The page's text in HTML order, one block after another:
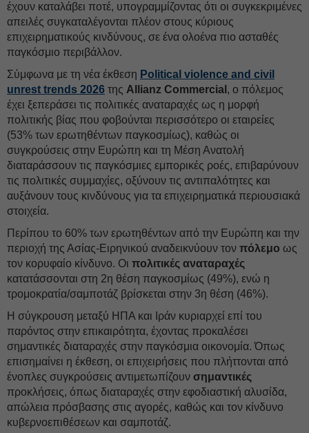
έχουν καταλάβει ποτέ, υπογραμμίζοντας ότι οι συγκεκριμένες
απειλές συγκαταλέγονται πλέον στους κύριους
επιχειρηματικούς κινδύνους, σε ένα ολοένα πιο ασταθές
παγκόσμιο περιβάλλον.
Σύμφωνα με τη νέα έκθεση Political violence and civil
unrest trends 2026 της Allianz Commercial , ο πόλεμος
έχει ξεπεράσει τις πολιτικές αναταραχές ως η μορφή
πολιτικής βίας που φοβούνται περισσότερο οι εταιρείες
(53% των ερωτηθέντων παγκοσμίως), καθώς οι
συγκρούσεις στην Ευρώπη και τη Μέση Ανατολή
διαταράσσουν τις παγκόσμιες εμπορικές ροές, επιβαρύνουν
τις πολιτικές συμμαχίες, οξύνουν τις αντιπαλότητες και
αυξάνουν τους κινδύνους για τα επιχειρηματικά περιουσιακά
στοιχεία.
Περίπου το 60% των ερωτηθέντων από την Ευρώπη και την
περιοχή της Ασίας-Ειρηνικού αναδεικνύουν τον πόλεμο ως
τον κορυφαίο κίνδυνο. Οι πολιτικές αναταραχές
κατατάσσονται στη 2η θέση παγκοσμίως (49%), ενώ η
τρομοκρατία/σαμποτάζ βρίσκεται στην 3η θέση (46%).
Η σύγκρουση μεταξύ ΗΠΑ και Ιράν κυριαρχεί επί του
παρόντος στην επικαιρότητα, έχοντας προκαλέσει
σημαντικές διαταραχές στην παγκόσμια οικονομία. Όπως
επισημαίνει η έκθεση, οι επιχειρήσεις που πλήττονται από
ένοπλες συγκρούσεις αντιμετωπίζουν σημαντικές
προκλήσεις, όπως διαταραχές στην εφοδιαστική αλυσίδα,
απώλεια πρόσβασης στις αγορές, καθώς και τον κίνδυνο
κυβερνοεπιθέσεων και σαμποτάζ.